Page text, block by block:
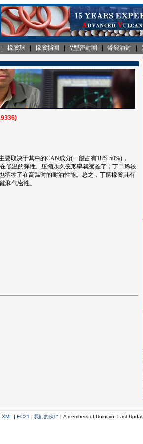
橡胶球 橡胶挡圈 V型密封圈 骨架油封
取决于其中的CAN成分(一般占有18%-50%)，
低温的弹性、压缩永久变形率就变差了；丁二烯较
牺牲了在高温时的耐油性能。总之，丁腈橡胶具有
和气密性。
XML | EC21 | 我们的伙伴| A members of Uninovo. Last